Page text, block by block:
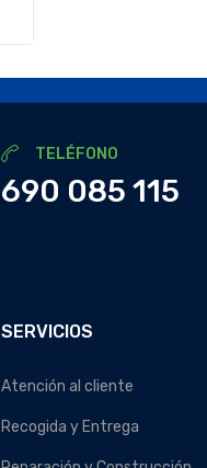
TELÉFONO
690 085 115
SERVICIOS
Atención al cliente
Recogida y Entrega